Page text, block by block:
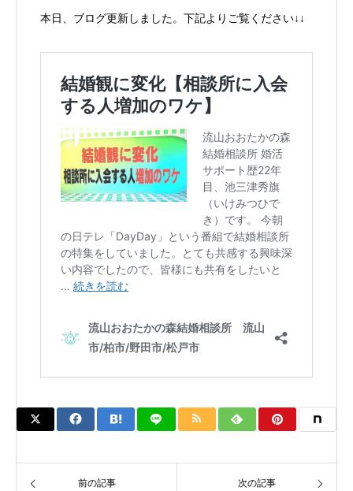
本日、ブログ更新しました。下記よりご覧ください↓↓
前の記事 次の記事